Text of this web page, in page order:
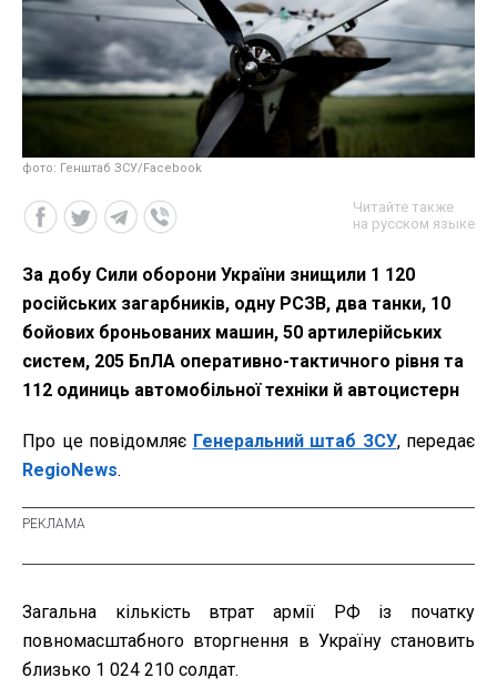
фото: Генштаб ЗСУ/Facebook
Читайте также
на русском языке
За добу Сили оборони України знищили 1 120
російських загарбників, одну РСЗВ, два танки, 10
бойових броньованих машин, 50 артилерійських
систем, 205 БпЛА оперативно-тактичного рівня та
112 одиниць автомобільної техніки й автоцистерн
Про це повідомляє Генеральний штаб ЗСУ, передає
RegioNews.
Загальна кількість втрат армії РФ із початку
повномасштабного вторгнення в Україну становить
близько 1 024 210 солдат.